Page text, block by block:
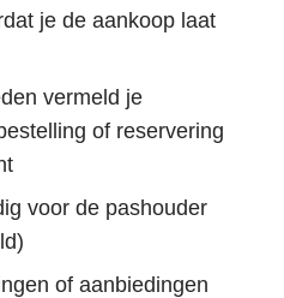
je de aankoop laat
vermeld je
of reservering
voor de pashouder
of aanbiedingen